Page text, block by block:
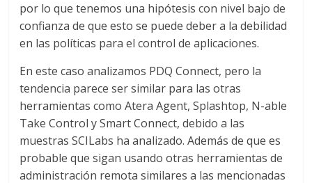
por lo que tenemos una hipótesis con nivel bajo de
confianza de que esto se puede deber a la debilidad
en las políticas para el control de aplicaciones.
En este caso analizamos PDQ Connect, pero la
tendencia parece ser similar para las otras
herramientas como Atera Agent, Splashtop, N-able
Take Control y Smart Connect, debido a las
muestras SCILabs ha analizado. Además de que es
probable que sigan usando otras herramientas de
administración remota similares a las mencionadas